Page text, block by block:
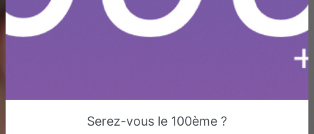
Serez-vous le 100ème ?